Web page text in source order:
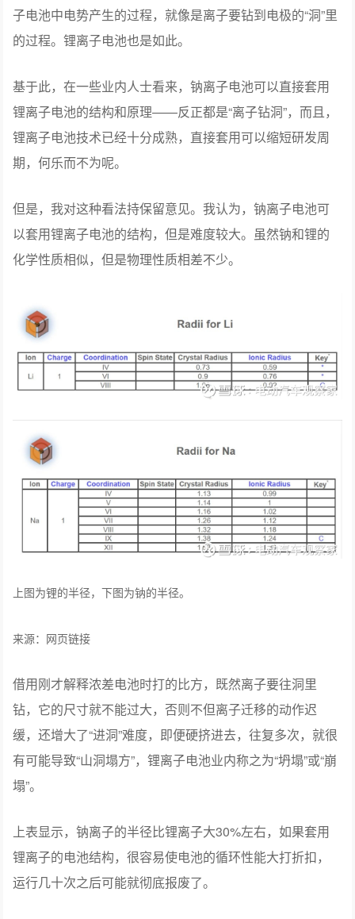
子电池中电势产生的过程，就像是离子要钻到电极的“洞”里
的过程。锂离子电池也是如此。
基于此，在一些业内人士看来，钠离子电池可以直接套用
锂离子电池的结构和原理——反正都是“离子钻洞”，而且，
锂离子电池技术已经十分成熟，直接套用可以缩短研发周
期，何乐而不为呢。
但是，我对这种看法持保留意见。我认为，钠离子电池可
以套用锂离子电池的结构，但是难度较大。虽然钠和锂的
化学性质相似，但是物理性质相差不少。
上图为锂的半径，下图为钠的半径。
来源：网页链接
借用刚才解释浓差电池时打的比方，既然离子要往洞里
钻，它的尺寸就不能过大，否则不但离子迁移的动作迟
缓，还增大了“进洞”难度，即便硬挤进去，往复多次，就很
有可能导致“山洞塌方”，锂离子电池业内称之为“坍塌”或“崩
塌”。
上表显示，钠离子的半径比锂离子大30%左右，如果套用
锂离子的电池结构，很容易使电池的循环性能大打折扣，
运行几十次之后可能就彻底报废了。